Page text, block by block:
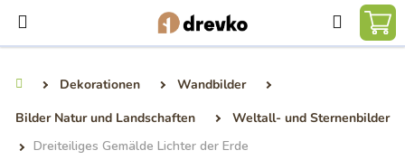
Inhalt
springen
Suchen
Dekorationen
Wandbilder
Bilder Natur und Landschaften
Weltall- und Sternenbilder
Dreiteiliges Gemälde Lichter der Erde